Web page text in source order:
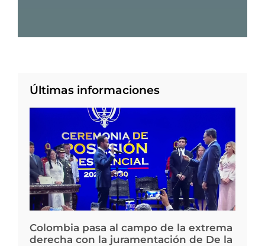
Últimas informaciones
Colombia pasa al campo de la extrema
derecha con la juramentación de De la